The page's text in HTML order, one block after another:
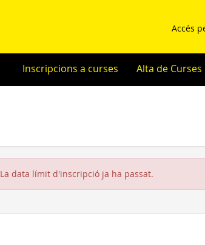
Accés
Inscripcions a curses Alta de Curses
La data límit d'inscripció ja ha passat.